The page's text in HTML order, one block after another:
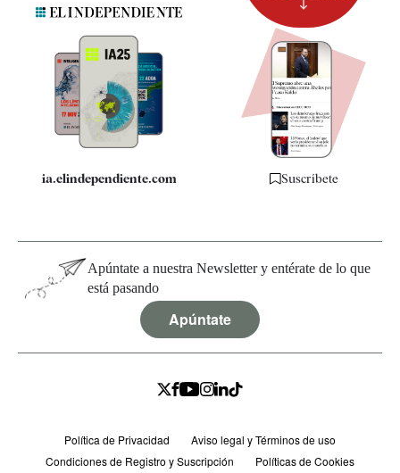
Quiénes somos
Especificaciones
ia.elindependiente.com Suscríbete
Apúntate a nuestra Newsletter y entérate de lo que
está pasando
Apúntate
Política de Privacidad
Aviso legal y Términos de uso
Condiciones de Registro y Suscripción
Políticas de Cookies